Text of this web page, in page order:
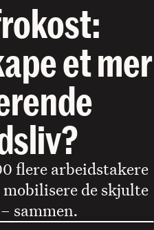
et mer
flere arbeidstakere
de skjulte
sammen.